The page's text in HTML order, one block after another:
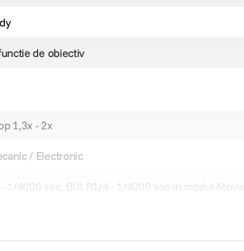
de obiectiv
1,3x - 2x
/ Electronic
1/4000 sec, BULB1/4 - 1/4000 sec in modul Movie